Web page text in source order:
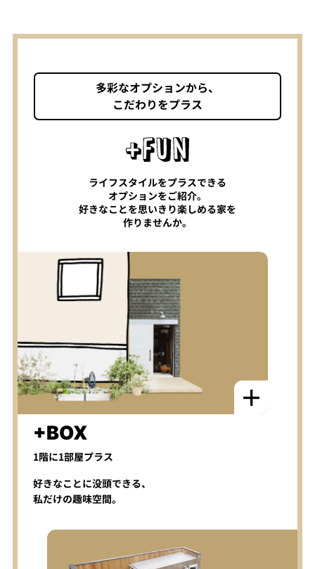
多彩なオプションから、
こだわりをプラス
ライフスタイルをプラスできる
オプションをご紹介。
好きなことを思いきり楽しめる家を
作りませんか。
+BOX
1階に1部屋プラス
好きなことに没頭できる、
私だけの趣味空間。